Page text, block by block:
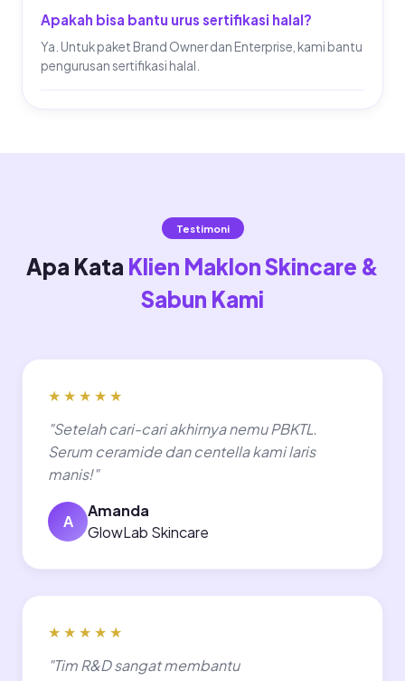
Apakah bisa bantu urus sertifikasi halal?
Ya. Untuk paket Brand Owner dan Enterprise, kami bantu
pengurusan sertifikasi halal.
Testimoni
Apa Kata Klien Maklon Skincare &
Sabun Kami
★★★★★
"Setelah cari-cari akhirnya nemu PBKTL.
Serum ceramide dan centella kami laris
manis!"
A
Amanda
GlowLab Skincare
★★★★★
"Tim R&D sangat membantu